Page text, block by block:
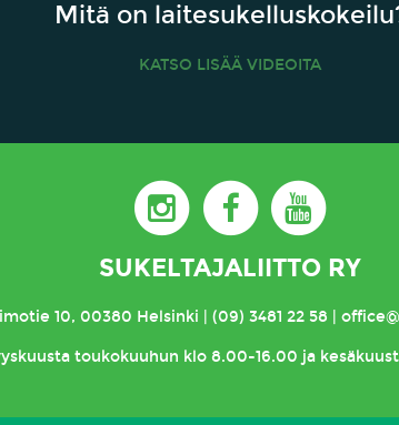
Mitä on
KATSO LISÄÄ VIDEOITA
SUKELTAJALIITTO RY
10, 00380 Helsinki | (09) 3481 22 58 |
toukokuuhun klo 8.00-16.00 ja